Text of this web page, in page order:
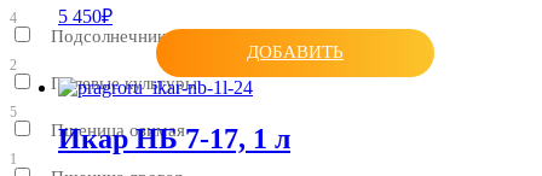
4
Подсолнечник
2
Полевые культуры
5
Пшеница озимая
1
5 450₽
ДОБАВИТЬ
Икар НБ 7-17, 1 л